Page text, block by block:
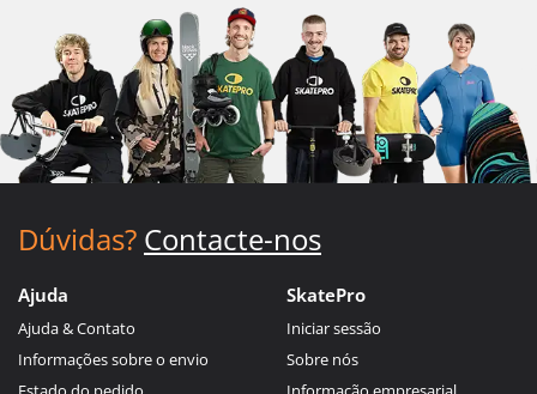
Dúvidas? Contacte-nos
Ajuda
Ajuda & Contato
Informações sobre o envio
SkatePro
Iniciar sessão
Sobre nós